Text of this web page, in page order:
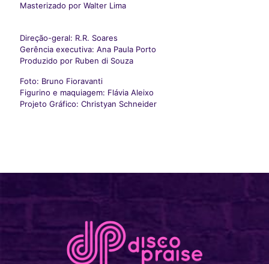
Masterizado por Walter Lima
Direção-geral: R.R. Soares
Gerência executiva: Ana Paula Porto
Produzido por Ruben di Souza
Foto: Bruno Fioravanti
Figurino e maquiagem: Flávia Aleixo
Projeto Gráfico: Christyan Schneider